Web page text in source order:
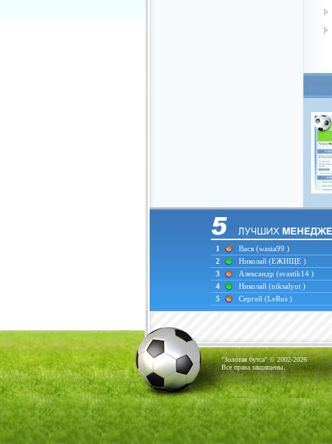
1 Вася (wasia99 )
2
Николай (ЕЖИЩЕ )
3
Александр (svastik14 )
4
Николай (niksalyut )
5
Сергей (LeRus )
"Золотая бутса" © 2002-2026
Все права защищены.